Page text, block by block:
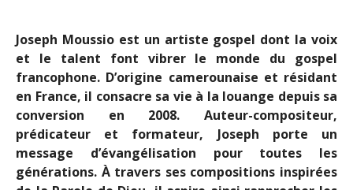
Joseph Moussio est un artiste gospel dont la voix
et le talent font vibrer le monde du gospel
francophone. D’origine camerounaise et résidant
en France, il consacre sa vie à la louange depuis sa
conversion en 2008. Auteur-compositeur,
prédicateur et formateur, Joseph porte un
message d’évangélisation pour toutes les
générations. À travers ses compositions inspirées